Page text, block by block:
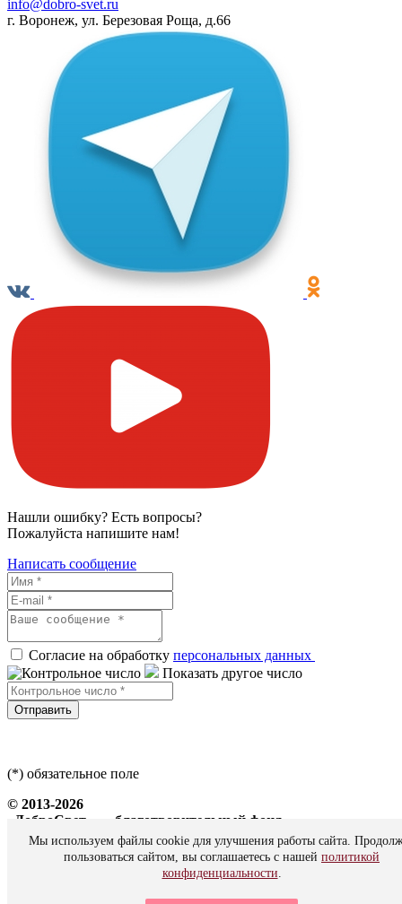
info@dobro-svet.ru
г. Воронеж, ул. Березовая Роща, д.66
Нашли ошибку? Есть вопросы?
Пожалуйста напишите нам!
Написать сообщение
Согласие на обработку персональных данных
Показать другое число
Отправить
(*) обязательное поле
© 2013-2026
«ДоброСвет» — благотворительный фонд
Все права защищены
Политика персональных данных
Мы используем файлы cookie для улучшения работы сайта.
пользоваться сайтом, вы соглашаетесь с нашей политикой
конфиденциальности.